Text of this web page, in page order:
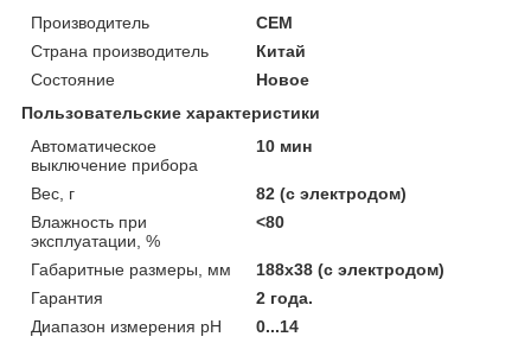
Производитель
CEM
Страна производитель
Китай
Состояние
Новое
Пользовательские характеристики
Автоматическое
выключение прибора
10 мин
Вес, г
82 (с электродом)
Влажность при
эксплуатации, %
<80
Габаритные размеры, мм
188x38 (с электродом)
Гарантия
2 года.
Диапазон измерения pH
0...14